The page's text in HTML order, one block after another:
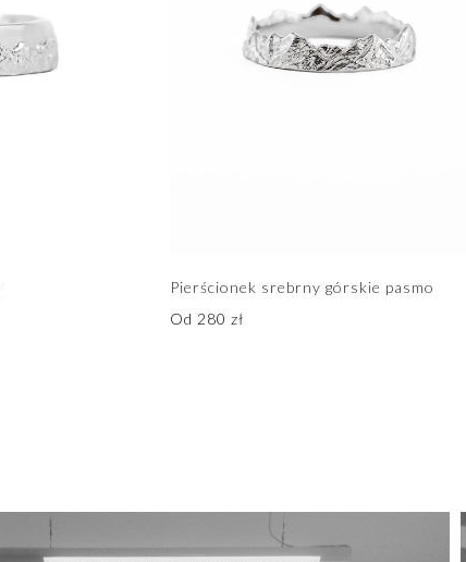
Pierścionek srebrny górskie pasmo
Od 280 zł